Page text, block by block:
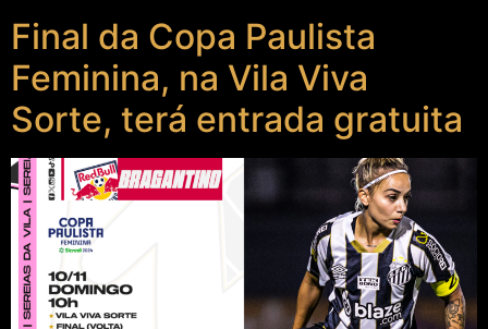
Final da Copa Paulista
Feminina, na Vila Viva
Sorte, terá entrada gratuita